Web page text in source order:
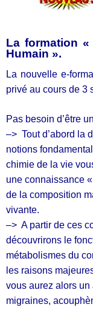
La formation
Humain ».
La nouvelle e-
privé au cours de 3
Pas besoin d’être
–> Tout d’abord la
notions
chimie de la vie
une connaissance
de la composition
vivante.
–> A partir de ces
découvrirons le
métabolismes du
les raisons
vous aurez alors un
migraines,